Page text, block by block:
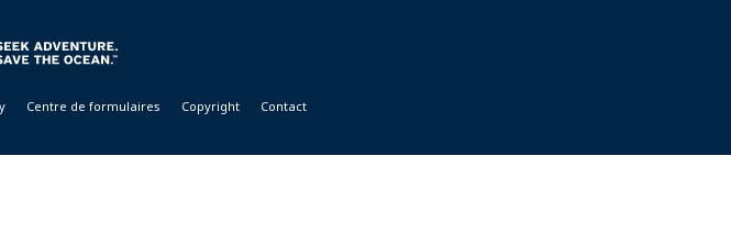
Centre de formulaires Copyright Contact